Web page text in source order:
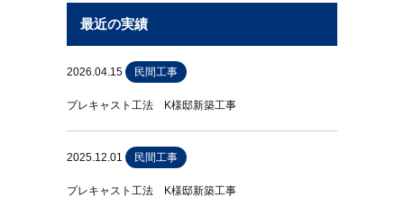
最近の実績
2026.04.15 民間工事
プレキャスト工法 K様邸新築工事
2025.12.01 民間工事
プレキャスト工法 K様邸新築工事